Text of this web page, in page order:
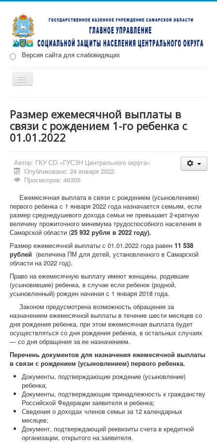
Версия сайта для слабовидящих
Включить/
Меры социальной поддержки
Противодействие коррупции
Размер ежемесячной выплаты в
связи с рождением 1-го ребенка с
01.01.2022
Автор: ГКУ СО «ГУСЗН Центрального округа»
Опубликовано: 24 января 2022
Просмотров: 46305
Ежемесячная выплата в связи с рождением (усыновлением)
первого ребенка с 1 января 2022 года назначается семьям, если
размер среднедушевого дохода семьи не превышает 2-кратную
величину прожиточного минимума трудоспособного населения в
Самарской области (25 932 рубля в 2022 году).
Размер ежемесячной выплаты с 01.01.2022 года равен 11 538
рублей (величина ПМ для детей, установленного в Самарской
области на 2022 год).
Право на ежемесячную выплату имеют женщины, родившие
(усыновившие) ребенка, в случае если ребенок (родной,
усыновленный) рожден начиная с 1 января 2018 года.
Законом предусмотрена возможность обращения за
назначением ежемесячной выплаты в течение шести месяцев со
дня рождения ребенка, при этом ежемесячная выплата будет
осуществляться со дня рождения ребенка, в остальных случаях
— со дня обращения за ее назначением.
Перечень документов для назначения ежемесячной выплаты
в связи с рождением (усыновлением) первого ребенка.
Документы, подтверждающие рождение (усыновление)
ребенка;
Документы, подтверждающие принадлежность к гражданству
Российской Федерации заявителя и ребенка;
Сведения о доходах членов семьи за 12 календарных
месяцев;
Документ, подтверждающий реквизиты счета в кредитной
организации, открытого на заявителя.